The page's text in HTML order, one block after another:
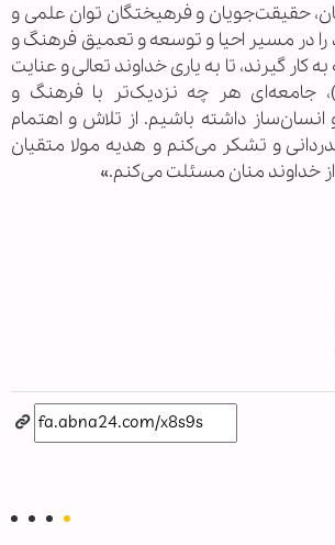
حقیقت‌جویان و فرهیختگان توان علمی و
در مسیر احیا و توسعه و تعمیق فرهنگ و
کار گیرند، تا به یاری خداوند تعالی و عنایت
جامعه‌ای هر چه نزدیک‌تر با فرهنگ و
داشته باشیم. از تلاش و اهتمام
و تشکر می‌کنم و هدیه مولا متقیان
خداوند منان مسئلت می‌کنم.»